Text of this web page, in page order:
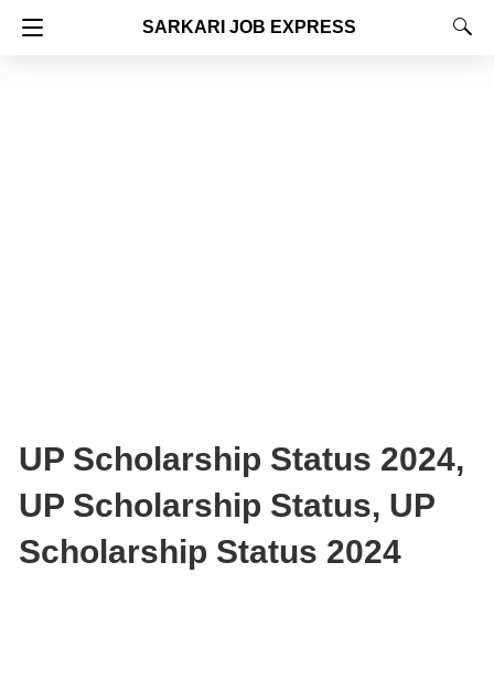
SARKARI JOB EXPRESS
UP Scholarship Status 2024,
UP Scholarship Status, UP
Scholarship Status 2024